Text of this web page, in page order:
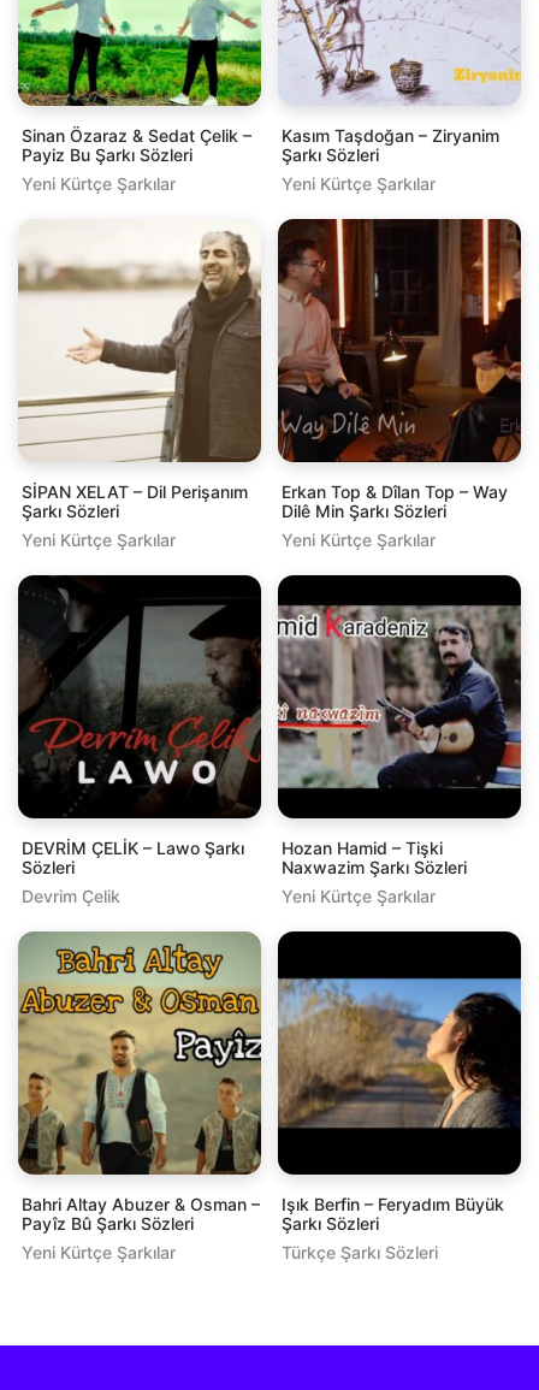
Sinan Özaraz & Sedat Çelik –
Payiz Bu Şarkı Sözleri
Yeni Kürtçe Şarkılar
Kasım Taşdoğan – Ziryanim
Şarkı Sözleri
Yeni Kürtçe Şarkılar
SİPAN XELAT – Dil Perişanım
Şarkı Sözleri
Yeni Kürtçe Şarkılar
Erkan Top & Dîlan Top – Way
Dilê Min Şarkı Sözleri
Yeni Kürtçe Şarkılar
DEVRİM ÇELİK – Lawo Şarkı
Sözleri
Devrim Çelik
Hozan Hamid – Tişki
Naxwazim Şarkı Sözleri
Yeni Kürtçe Şarkılar
Bahri Altay Abuzer & Osman –
Payîz Bû Şarkı Sözleri
Yeni Kürtçe Şarkılar
Işık Berfin – Feryadım Büyük
Şarkı Sözleri
Türkçe Şarkı Sözleri